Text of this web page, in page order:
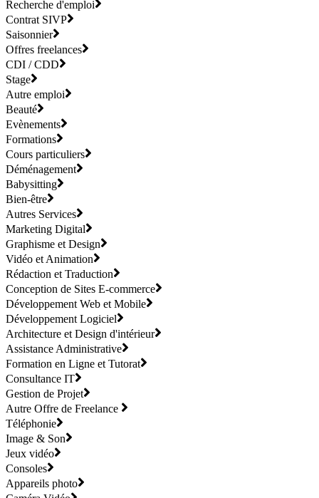
Recherche d'emploi
Contrat SIVP
Saisonnier
Offres freelances
CDI / CDD
Stage
Autre emploi
Beauté
Evènements
Formations
Cours particuliers
Déménagement
Babysitting
Bien-être
Autres Services
Marketing Digital
Graphisme et Design
Vidéo et Animation
Rédaction et Traduction
Conception de Sites E-commerce
Développement Web et Mobile
Développement Logiciel
Architecture et Design d'intérieur
Assistance Administrative
Formation en Ligne et Tutorat
Consultance IT
Gestion de Projet
Autre Offre de Freelance
Téléphonie
Image & Son
Jeux vidéo
Consoles
Appareils photo